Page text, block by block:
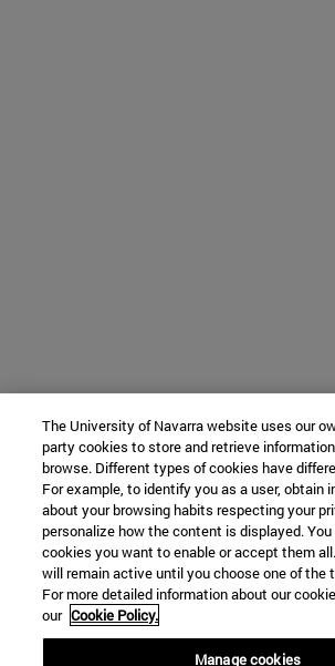
The University of Navarra website uses our
party cookies to store and retrieve
browse. Different types of cookies have
For example, to identify you as a user, obtain
about your browsing habits respecting your
personalize how the content is displayed.
cookies you want to enable or accept them
will remain active until you choose one of the
For more detailed information about our
our Cookie Policy.
Manage cookies